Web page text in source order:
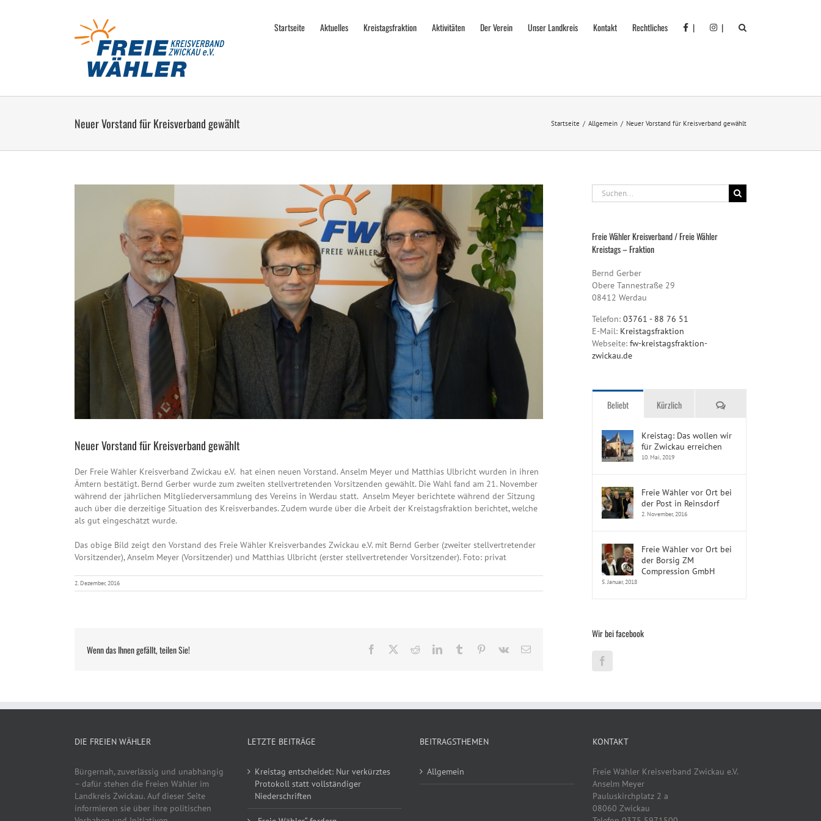
Startseite Aktuelles Kreistagsfraktion Aktivitäten Der Verein Unser Landkreis Kontakt Rechtliches | |
Neuer Vorstand für Kreisverband gewählt Startseite Allgemein Neuer Vorstand für Kreisverband gewählt
Neuer Vorstand für Kreisverband gewählt
Der Freie Wähler Kreisverband Zwickau e.V. hat einen neuen Vorstand. Anselm Meyer und Matthias Ulbricht wurden in ihren
Ämtern bestätigt. Bernd Gerber wurde zum zweiten stellvertretenden Vorsitzenden gewählt. Die Wahl fand am 21. November
während der jährlichen Mitgliederversammlung des Vereins in Werdau statt. Anselm Meyer berichtete während der Sitzung
auch über die derzeitige Situation des Kreisverbandes. Zudem wurde über die Arbeit der Kreistagsfraktion berichtet, welche
als gut eingeschätzt wurde.
Das obige Bild zeigt den Vorstand des Freie Wähler Kreisverbandes Zwickau e.V. mit Bernd Gerber (zweiter stellvertretender
Vorsitzender), Anselm Meyer (Vorsitzender) und Matthias Ulbricht (erster stellvertretender Vorsitzender). Foto: privat
2. Dezember, 2016
Wenn das Ihnen gefällt, teilen Sie! Facebook RedditLinkedInTumblr Pinterest
Vk
E-
Suche
nach:
Freie Wähler Kreisverband / Freie Wähler
Kreistags – Fraktion
Bernd Gerber
Obere Tannestraße 29
08412 Werdau
Telefon: 03761 - 88 76 51
E-Mail: Kreistagsfraktion
Webseite: fw-kreistagsfraktion-
zwickau.de
Beliebt Kürzlich Kommentare
Kreistag: Das wollen wir
für Zwickau erreichen
10. Mai, 2019
Freie Wähler vor Ort bei
der Post in Reinsdorf
2. November, 2016
Freie Wähler vor Ort bei
der Borsig ZM
Compression GmbH
5. Januar, 2018
Wir bei facebook
DIE FREIEN WÄHLER
Bürgernah, zuverlässig und unabhängig
– dafür stehen die Freien Wähler im
Landkreis Zwickau. Auf dieser Seite
informieren sie über ihre politischen
LETZTE BEITRÄGE
Kreistag entscheidet: Nur verkürztes
Protokoll statt vollständiger
Niederschriften
BEITRAGSTHEMEN
Allgemein
KONTAKT
Freie Wähler Kreisverband Zwickau e.V.
Anselm Meyer
Pauluskirchplatz 2 a
08060 Zwickau